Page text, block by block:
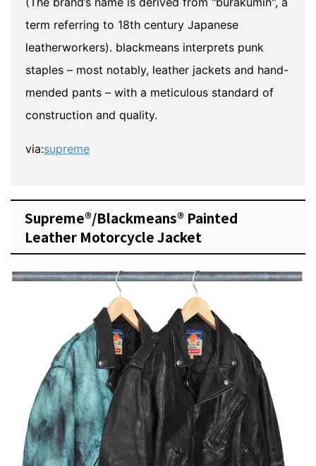
term referring to 18th century Japanese
leatherworkers). blackmeans interprets punk
staples – most notably, leather jackets and hand-
mended pants – with a meticulous standard of
construction and quality.
via:supreme
Supreme®/Blackmeans® Painted
Leather Motorcycle Jacket